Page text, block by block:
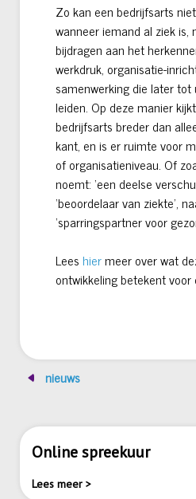
Zo kan een bedrijfsarts
wanneer iemand al ziek is,
bijdragen aan het
werkdruk, organisatie-
samenwerking die later tot
leiden. Op deze manier
bedrijfsarts breder dan
kant, en is er ruimte voor
of organisatieniveau. Of
noemt: ‘een deelse
‘beoordelaar van ziekte’,
‘sparringspartner voor
Leeshiermeer over wat
ontwikkeling betekent
nieuws
Online spreekuur
Lees meer >